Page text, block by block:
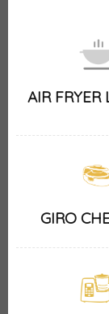
AIR FRYER
GIRO